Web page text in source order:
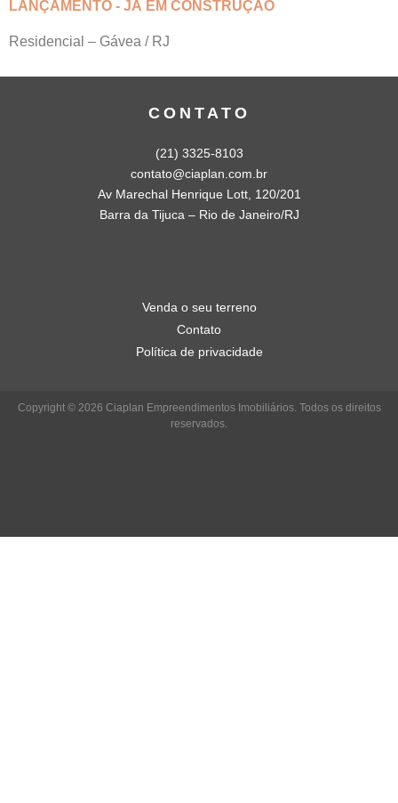
LANÇAMENTO - JÁ EM CONSTRUÇÃO
Residencial – Gávea / RJ
CONTATO
(21) 3325-8103
contato@ciaplan.com.br
Av Marechal Henrique Lott, 120/201
Barra da Tijuca – Rio de Janeiro/RJ
Venda o seu terreno
Contato
Política de privacidade
Copyright © 2026 Ciaplan Empreendimentos Imobiliários. Todos os direitos
reservados.